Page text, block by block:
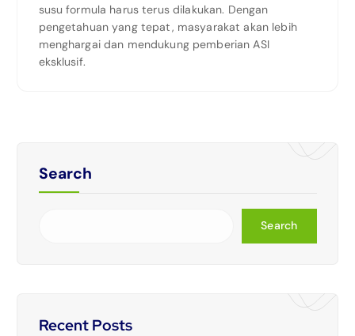
susu formula harus terus dilakukan. Dengan
pengetahuan yang tepat, masyarakat akan lebih
menghargai dan mendukung pemberian ASI
eksklusif.
Search
Search
Recent Posts